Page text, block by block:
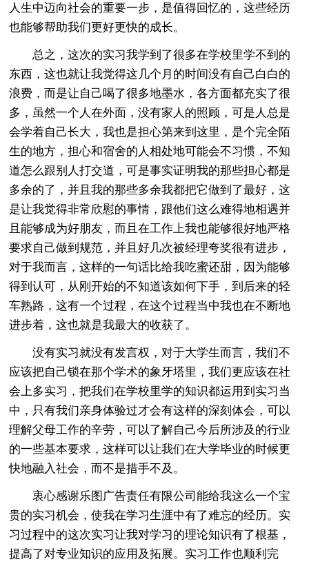
人生中迈向社会的重要一步，是值得回忆的，这些经历
也能够帮助我们更好更快的成长。
总之，这次的实习我学到了很多在学校里学不到的
东西，这也就让我觉得这几个月的时间没有自己白白的
浪费，而是让自己喝了很多地墨水，各方面都充实了很
多，虽然一个人在外面，没有家人的照顾，可是人总是
会学着自己长大，我也是担心第来到这里，是个完全陌
生的地方，担心和宿舍的人相处地可能会不习惯，不知
道怎么跟别人打交道，可是事实证明我的那些担心都是
多余的了，并且我的那些多余我都把它做到了最好，这
是让我觉得非常欣慰的事情，跟他们这么难得地相遇并
且能够成为好朋友，而且在工作上我也能够很好地严格
要求自己做到规范，并且好几次被经理夸奖很有进步，
对于我而言，这样的一句话比给我吃蜜还甜，因为能够
得到认可，从刚开始的不知道该如何下手，到后来的轻
车熟路，这有一个过程，在这个过程当中我也在不断地
进步着，这也就是我最大的收获了。
没有实习就没有发言权，对于大学生而言，我们不
应该把自己锁在那个学术的象牙塔里，我们更应该在社
会上多实习，把我们在学校里学的知识都运用到实习当
中，只有我们亲身体验过才会有这样的深刻体会，可以
理解父母工作的辛劳，可以了解自己今后所涉及的行业
的一些基本要求，这样可以让我们在大学毕业的时候更
快地融入社会，而不是措手不及。
衷心感谢乐图广告责任有限公司能给我这么一个宝
贵的实习机会，使我在学习生涯中有了难忘的经历。实
习过程中的这次实习让我对学习的理论知识有了根基，
提高了对专业知识的应用及拓展。实习工作也顺利完